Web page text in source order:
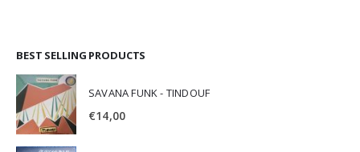
BEST SELLING PRODUCTS
SAVANA FUNK - TINDOUF
€14,00